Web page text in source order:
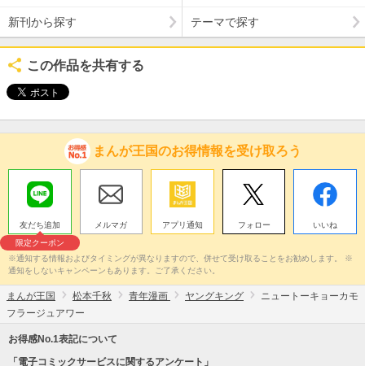
新刊から探す テーマで探す
この作品を共有する
まんが王国のお得情報を受け取ろう
友だち追加
限定クーポン
メルマガ アプリ通知 フォロー いいね
※通知する情報およびタイミングが異なりますので、併せて受け取ることをお勧めします。 ※
通知をしないキャンペーンもあります。ご了承ください。
まんが王国 松本千秋 青年漫画 ヤングキング
ニュートーキョーカモ
フラージュアワー
お得感No.1表記について
「電子コミックサービスに関するアンケート」